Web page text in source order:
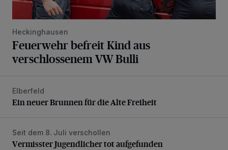
Heckinghausen
Feuerwehr befreit Kind aus
verschlossenem VW Bulli
Ein neuer Brunnen für die Alte Freiheit
Elberfeld
Ein neuer Brunnen für die Alte Freiheit
Vermisster Jugendlicher tot aufgefunden
Seit dem 8. Juli verschollen
Vermisster Jugendlicher tot aufgefunden